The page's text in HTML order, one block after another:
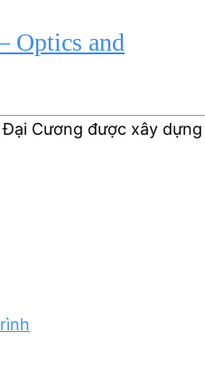
Optics and
Cương được xây dựng